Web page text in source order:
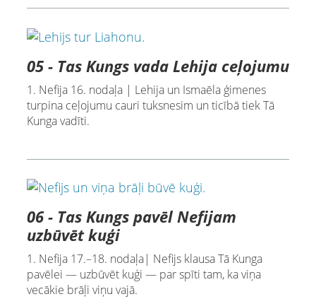
05 - Tas Kungs vada Lehija ceļojumu
1. Nefija 16. nodaļa | Lehija un Ismaēla ģimenes
turpina ceļojumu cauri tuksnesim un ticībā tiek Tā
Kunga vadīti.
06 - Tas Kungs pavēl Nefijam
uzbūvēt kuģi
1. Nefija 17.–18. nodaļa| Nefijs klausa Tā Kunga
pavēlei — uzbūvēt kuģi — par spīti tam, ka viņa
vecākie brāļi viņu vajā.